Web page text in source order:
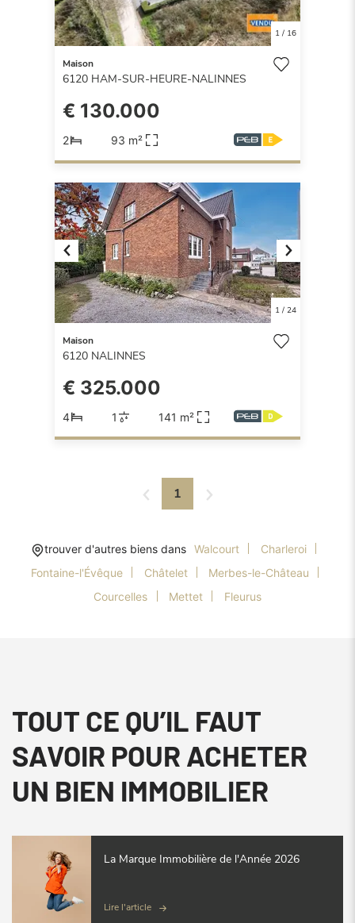
1/ 16
Maison
6120 HAM-SUR-HEURE-NALINNES
€ 130.000
2 93 m²
Previous Next
1/ 24
Maison
6120 NALINNES
€ 325.000
4 1 141 m²
1
trouver d'autres biens dans Walcourt
Charleroi
Fontaine-l'Évêque
Châtelet
Merbes-le-Château
Courcelles
Mettet Fleurus
TOUT CE QU’IL FAUT
SAVOIR POUR ACHETER
UN BIEN IMMOBILIER
La Marque Immobilière de l'Année 2026
Lire l'article